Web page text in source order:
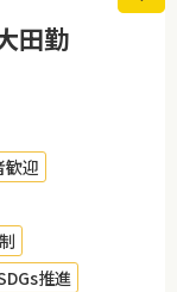
田勤
歓迎
推進